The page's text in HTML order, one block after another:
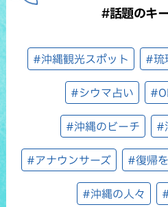
#話題のキ
#沖縄観光スポット #琉
#シウマ占い
#沖縄のビーチ #
#アナウンサーズ #復帰
#沖縄の人々